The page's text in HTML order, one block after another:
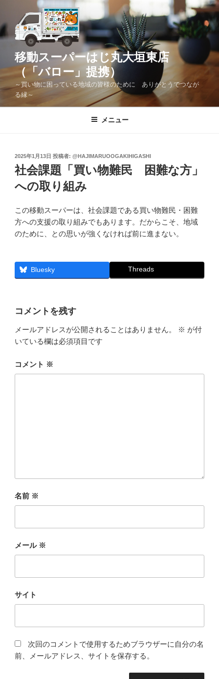
テ
ン
ス
キ
移動スーパーはじ丸大垣東店
（「バロー」提携）
～買い物に困っている地域の皆様のために ありがとうでつなが
る縁～
メニュー
投
稿
日:
2025年1月13日 投稿者: @HAJIMARUOOGAKIHIGASHI
社会課題「買い物難民 困難な方」
への取り組み
この移動スーパーは、社会課題である買い物難民・困難
方への支援の取り組みでもあります。だからこそ、地域
のために、との思いが強くなければ前に進まない。
Bluesky Threads
コメントを残す
メールアドレスが公開されることはありません。 ※ が付
いている欄は必須項目です
コメント ※
名前 ※
メール ※
サイト
次回のコメントで使用するためブラウザーに自分の名
前、メールアドレス、サイトを保存する。